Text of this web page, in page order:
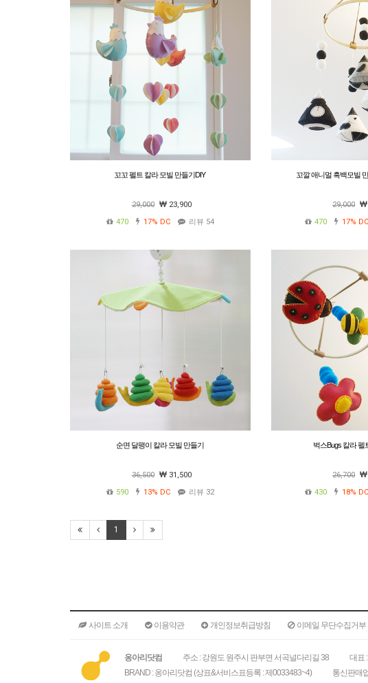
꼬꼬 펠트 칼라 모빌 만들기DIY
29,000
23,900
470
17% DC 리뷰 54
꼬깔 애니멀 흑백모빌
29,000
470
17% DC
순면 달팽이 칼라 모빌 만들기
36,500
31,500
590
13% DC 리뷰 32
벅스Bugs 칼라 펠
26,700
430
18% DC
1
사이트 소개 이용약관 개인정보취급방침 이메일 무단수집거부
옹아리닷컴 주소 : 강원도 원주시 판부면 서곡널다리길 38 대표
BRAND : 옹아리닷컴 (상표&서비스표등록 : 제0033483~4)
통신판매